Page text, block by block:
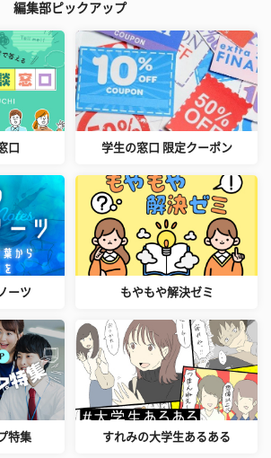
編集部ピックアップ
口 学生の窓口 限定クーポン
ーツ もやもや解決ゼミ
特集 すれみの大学生あるある